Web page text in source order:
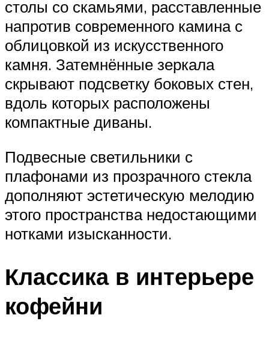
столы со скамьями, расставленные
напротив современного камина с
облицовкой из искусственного
камня. Затемнённые зеркала
скрывают подсветку боковых стен,
вдоль которых расположены
компактные диваны.
Подвесные светильники с
плафонами из прозрачного стекла
дополняют эстетическую мелодию
этого пространства недостающими
нотками изысканности.
Классика в интерьере
кофейни